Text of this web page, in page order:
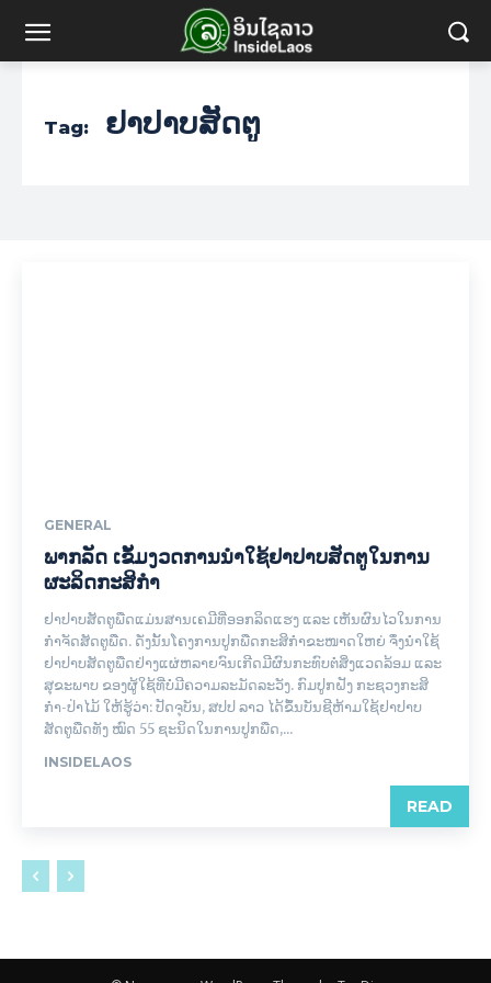
Tag: ຢາປາບສັດຕູ
GENERAL
ພາກລັດ ເຂັ້ມງວດການນໍາໃຊ້ຢາປາບສັດຕູໃນການ
ຜະລິດກະສິກໍາ
ຢາປາບສັດຕູພືດແມ່ນສານເຄມີທີ່ອອກລິດແຮງ ແລະ ເຫັນຜົນໄວໃນການ
ກໍາຈັດສັດຕູພືດ. ດັ່ງນັ້ນໂຄງການປູກພືດກະສິກໍາຂະໜາດໃຫຍ່ ຈຶ່ງນໍາໃຊ້
ຢາປາບສັດຕູພືດຢ່າງແຜ່ຫລາຍຈົນເກີດມີຜົນກະທົບຕໍ່ສິ່ງແວດລ້ອມ ແລະ
ສຸຂະພາບ ຂອງຜູ້ໃຊ້ທີ່ບໍ່ມີຄວາມລະມັດລະວັງ. ກົມປູກຝັງ ກະຊວງກະສິ
ກໍາ-ປ່າໄມ້ ໃຫ້ຮູ້ວ່າ: ປັດຈຸບັນ, ສປປ ລາວ ໄດ້ຂຶ້ນບັນຊີຫ້າມໃຊ້ຢາປາບ
ສັດຕູພືດທັງ ໝົດ 55 ຊະນິດໃນການປູກພືດ,...
INSIDELAOS
READ